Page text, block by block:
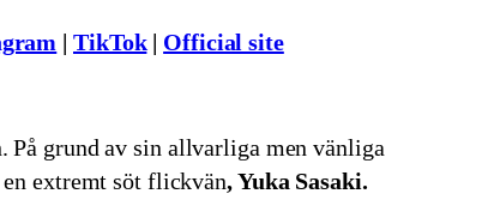
| TikTok| Official site
På grund av sin allvarliga men vänliga
en extremt söt flickvän, Yuka Sasaki.